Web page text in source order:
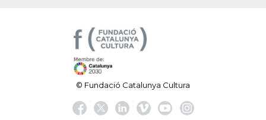
© Fundació Catalunya Cultura